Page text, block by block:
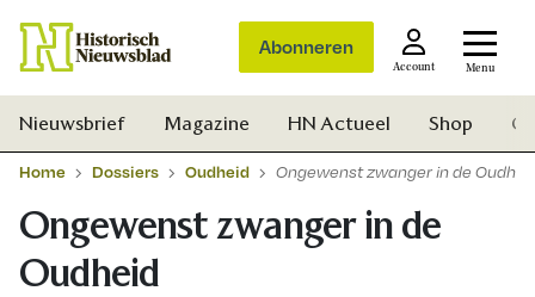
Abonneren
Account Menu
Nieuwsbrief Magazine HN Actueel Shop
Home Dossiers Oudheid Ongewenst zwanger in de
Ongewenst zwanger in de
Oudheid